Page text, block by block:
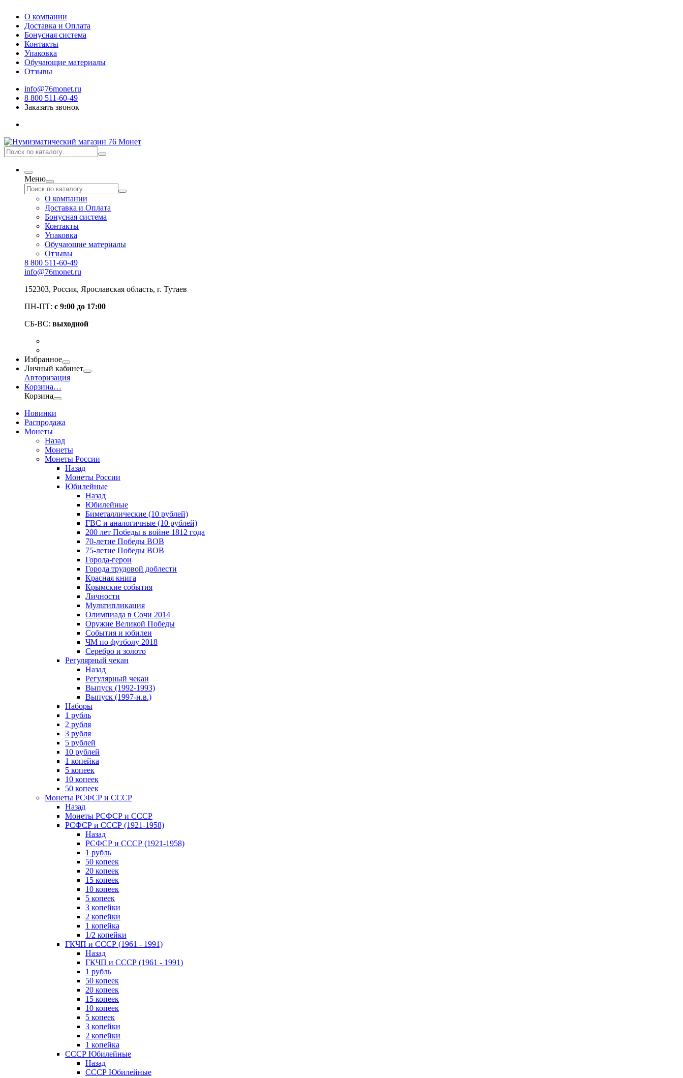
О компании
Доставка и Оплата
Бонусная система
Контакты
Упаковка
Обучающие материалы
Отзывы
info@76monet.ru
8 800 511-60-49
Заказать звонок
Меню
О компании
Доставка и Оплата
Бонусная система
Контакты
Упаковка
Обучающие материалы
Отзывы
8 800 511-60-49
info@76monet.ru
152303, Россия, Ярославская область, г. Тутаев
ПН-ПТ: с 9:00 до 17:00
СБ-ВС: выходной
Избранное
Личный кабинет
Авторизация
Корзина…
Корзина
Новинки
Распродажа
Монеты
Назад
Монеты
Монеты России
Назад
Монеты России
Юбилейные
Назад
Юбилейные
Биметаллические (10 рублей)
ГВС и аналогичные (10 рублей)
200 лет Победы в войне 1812 года
70-летие Победы ВОВ
75-летие Победы ВОВ
Города-герои
Города трудовой доблести
Красная книга
Крымские события
Личности
Мультипликация
Олимпиада в Сочи 2014
Оружие Великой Победы
События и юбилеи
ЧМ по футболу 2018
Серебро и золото
Регулярный чекан
Назад
Регулярный чекан
Выпуск (1992-1993)
Выпуск (1997-н.в.)
Наборы
1 рубль
2 рубля
3 рубля
5 рублей
10 рублей
1 копейка
5 копеек
10 копеек
50 копеек
Монеты РСФСР и СССР
Назад
Монеты РСФСР и СССР
РСФСР и СССР (1921-1958)
Назад
РСФСР и СССР (1921-1958)
1 рубль
50 копеек
20 копеек
15 копеек
10 копеек
5 копеек
3 копейки
2 копейки
1 копейка
1/2 копейки
ГКЧП и СССР (1961 - 1991)
Назад
ГКЧП и СССР (1961 - 1991)
1 рубль
50 копеек
20 копеек
15 копеек
10 копеек
5 копеек
3 копейки
2 копейки
1 копейка
СССР Юбилейные
Назад
СССР Юбилейные